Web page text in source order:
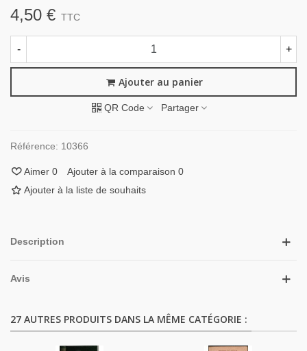
4,50 € TTC
- +
Ajouter au panier
QR Code Partager
Référence: 10366
Aimer 0 Ajouter à la comparaison 0
Ajouter à la liste de souhaits
Description
Avis
27 AUTRES PRODUITS DANS LA MÊME CATÉGORIE :